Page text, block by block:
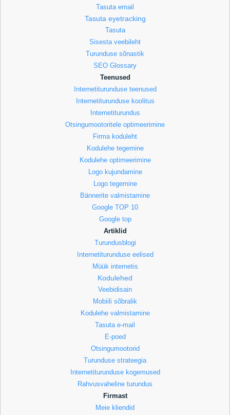
Tasuta email
Tasuta eyetracking
Tasuta
Sisesta veebileht
Turunduse sõnastik
SEO Glossary
Teenused
Internetiturunduse teenused
Internetiturunduse koolitus
Internetiturundus
Otsingumootoritele optimeerimine
Firma koduleht
Kodulehe tegemine
Kodulehe optimeerimine
Logo kujundamine
Logo tegemine
Bännerite valmistamine
Google TOP 10
Google top
Artiklid
Turundusblogi
Internetiturunduse eelised
Müük internetis
Kodulehed
Veebidisain
Mobiili sõbralik
Kodulehe valmistamine
Tasuta e-mail
E-poed
Otsingumootorid
Turunduse strateegia
Internetiturunduse kogemused
Rahvusvaheline turundus
Firmast
Meie kliendid